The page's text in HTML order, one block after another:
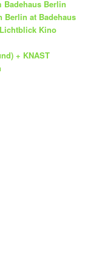
Badehaus Berlin
Berlin at Badehaus
Kino
+ KNAST